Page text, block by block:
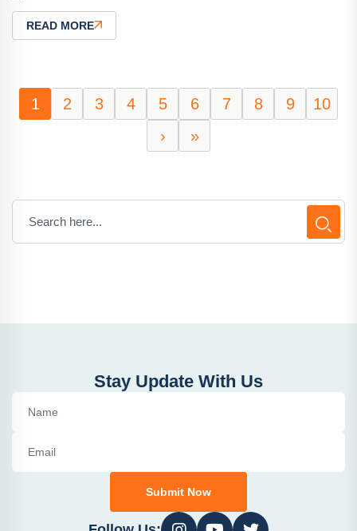
READ MORE
1 2 3 4 5 6 7 8 9
10
›
»
Stay Update With Us
Submit Now